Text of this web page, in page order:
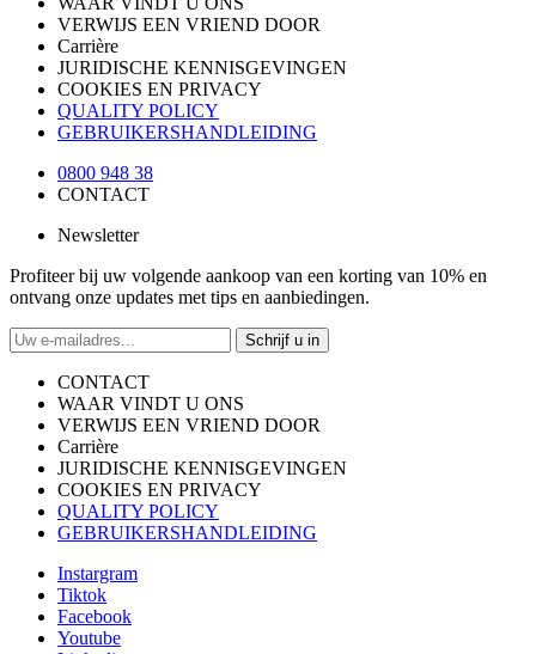
VERWIJS EEN VRIEND DOOR
Carrière
JURIDISCHE KENNISGEVINGEN
COOKIES EN PRIVACY
QUALITY POLICY
GEBRUIKERSHANDLEIDING
0800 948 38
CONTACT
Newsletter
Profiteer bij uw volgende aankoop van een korting van 10% en
ontvang onze updates met tips en aanbiedingen.
Schrijf u in
CONTACT
WAAR VINDT U ONS
VERWIJS EEN VRIEND DOOR
Carrière
JURIDISCHE KENNISGEVINGEN
COOKIES EN PRIVACY
QUALITY POLICY
GEBRUIKERSHANDLEIDING
Instargram
Tiktok
Facebook
Youtube